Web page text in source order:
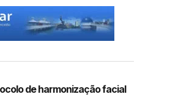
de harmonização facial